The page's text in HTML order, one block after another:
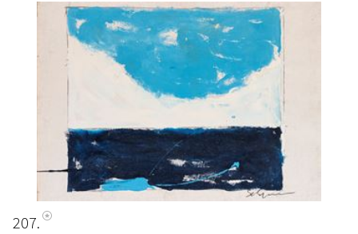
207